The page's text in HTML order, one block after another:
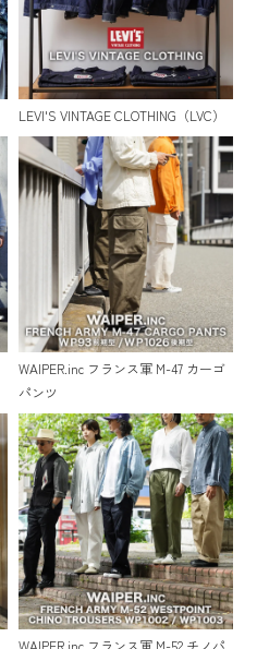
LEVI'S VINTAGE CLOTHING（LVC）
WAIPER.inc フランス軍 M-47 カーゴ
パンツ
WAIPER.inc フランス軍 M-52 チノパ